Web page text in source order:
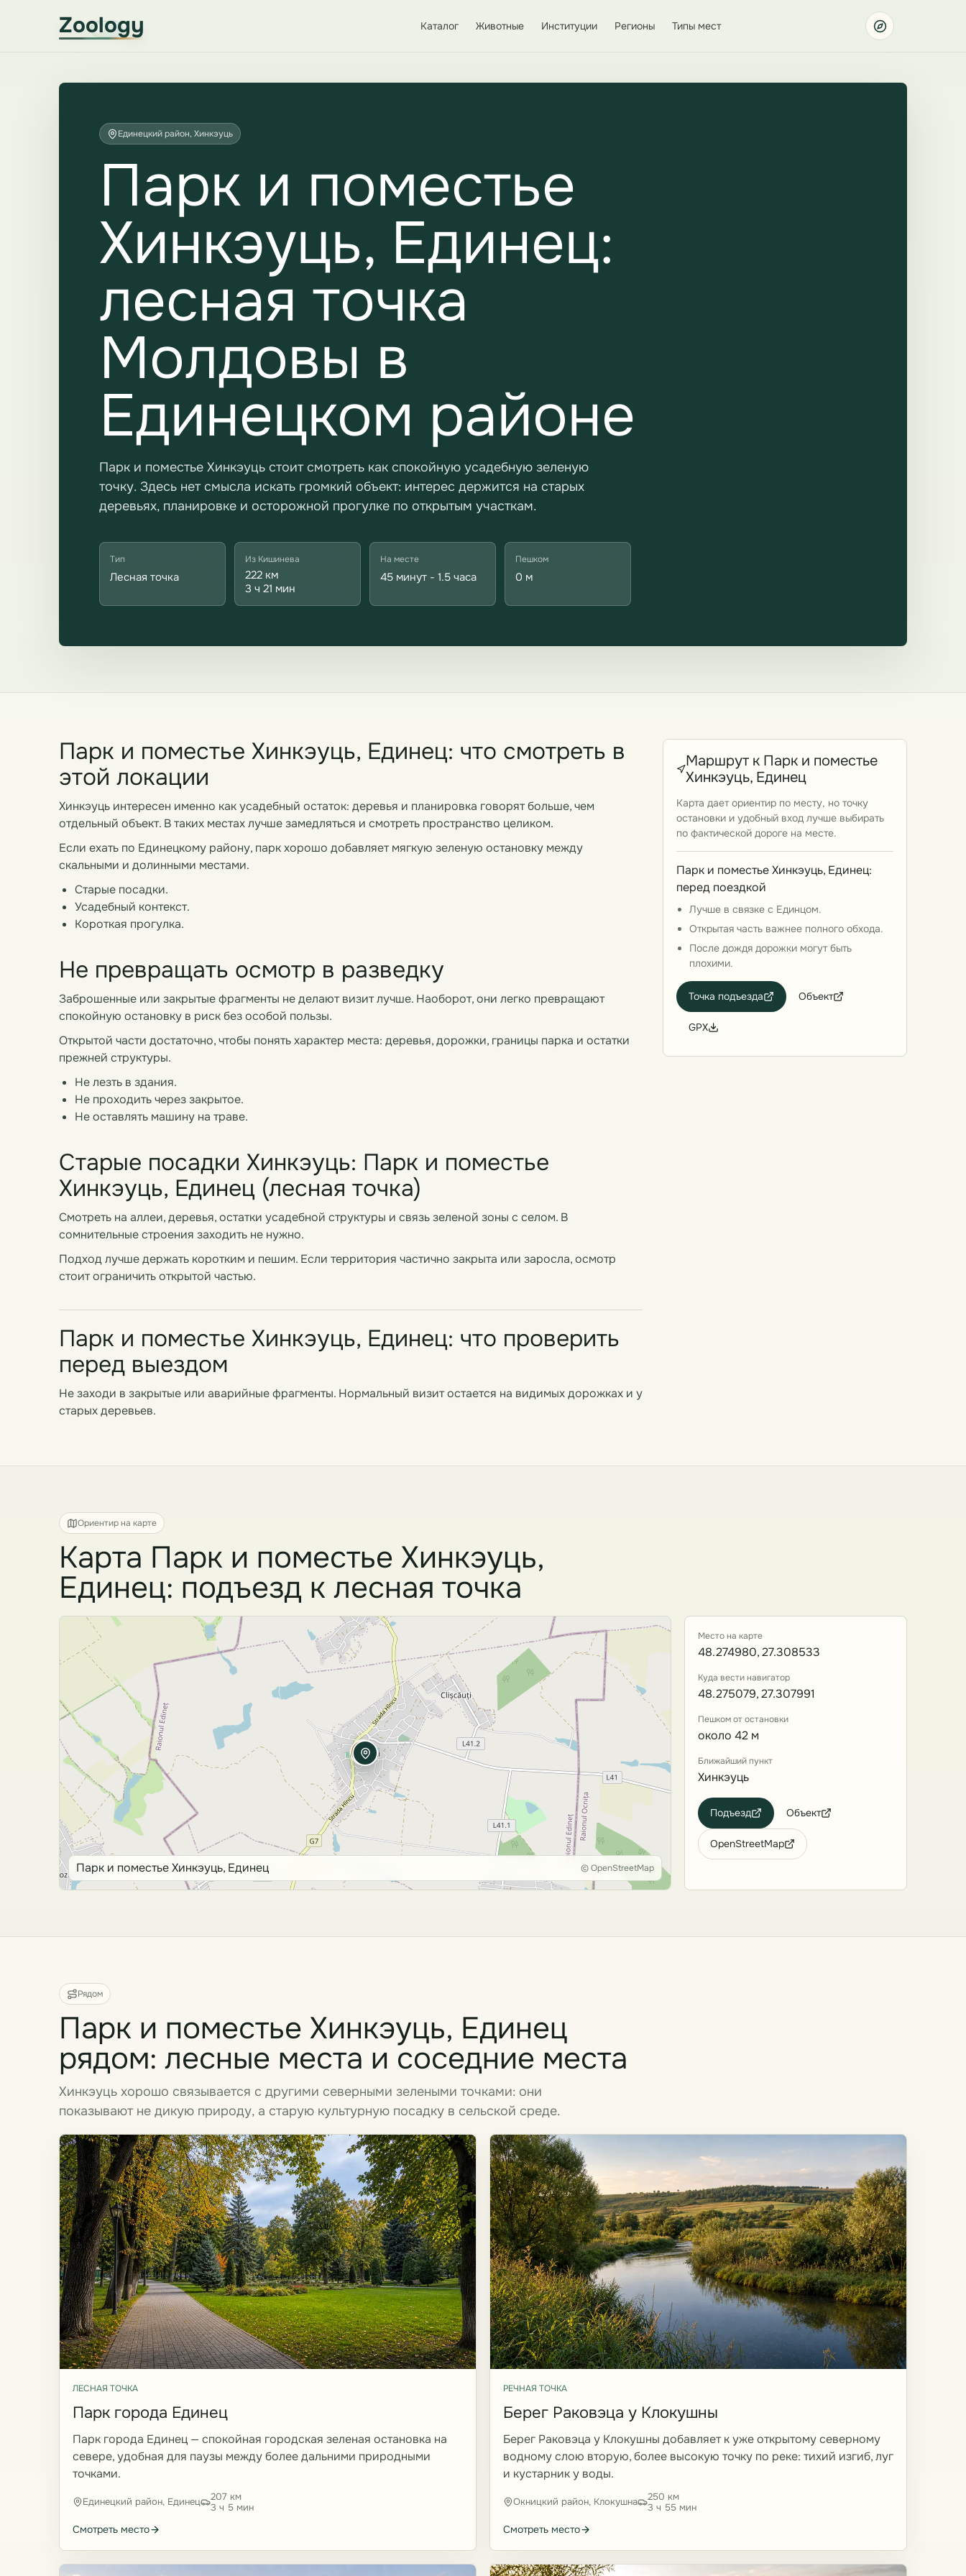
Zoology Каталог Животные Институции Регионы Типы мест
Единецкий район, Хинкэуць
Парк и поместье
Хинкэуць, Единец:
лесная точка
Молдовы в
Единецком районе
Парк и поместье Хинкэуць стоит смотреть как спокойную усадебную зеленую
точку. Здесь нет смысла искать громкий объект: интерес держится на старых
деревьях, планировке и осторожной прогулке по открытым участкам.
Тип
Лесная точка
Из Кишинева
222 км
3 ч 21 мин
На месте
45 минут - 1.5 часа
Пешком
0 м
Парк и поместье Хинкэуць, Единец: что смотреть в
этой локации
Хинкэуць интересен именно как усадебный остаток: деревья и планировка говорят больше, чем
отдельный объект. В таких местах лучше замедляться и смотреть пространство целиком.
Если ехать по Единецкому району, парк хорошо добавляет мягкую зеленую остановку между
скальными и долинными местами.
Старые посадки.
Усадебный контекст.
Короткая прогулка.
Не превращать осмотр в разведку
Заброшенные или закрытые фрагменты не делают визит лучше. Наоборот, они легко превращают
спокойную остановку в риск без особой пользы.
Открытой части достаточно, чтобы понять характер места: деревья, дорожки, границы парка и остатки
прежней структуры.
Не лезть в здания.
Не проходить через закрытое.
Не оставлять машину на траве.
Старые посадки Хинкэуць: Парк и поместье
Хинкэуць, Единец (лесная точка)
Смотреть на аллеи, деревья, остатки усадебной структуры и связь зеленой зоны с селом. В
сомнительные строения заходить не нужно.
Подход лучше держать коротким и пешим. Если территория частично закрыта или заросла, осмотр
стоит ограничить открытой частью.
Парк и поместье Хинкэуць, Единец: что проверить
перед выездом
Не заходи в закрытые или аварийные фрагменты. Нормальный визит остается на видимых дорожках и у
старых деревьев.
Маршрут к Парк и поместье
Хинкэуць, Единец
Карта дает ориентир по месту, но точку
остановки и удобный вход лучше выбирать
по фактической дороге на месте.
Парк и поместье Хинкэуць, Единец:
перед поездкой
Лучше в связке с Единцом.
Открытая часть важнее полного обхода.
После дождя дорожки могут быть
плохими.
Точка подъезда Объект
GPX
Ориентир на карте
Карта Парк и поместье Хинкэуць,
Единец: подъезд к лесная точка
Парк и поместье Хинкэуць, Единец © OpenStreetMap
Место на карте
48.274980, 27.308533
Куда вести навигатор
48.275079, 27.307991
Пешком от остановки
около 42 м
Ближайший пункт
Хинкэуць
Подъезд Объект
OpenStreetMap
Рядом
Парк и поместье Хинкэуць, Единец
рядом: лесные места и соседние места
Хинкэуць хорошо связывается с другими северными зелеными точками: они
показывают не дикую природу, а старую культурную посадку в сельской среде.
ЛЕСНАЯ ТОЧКА
Парк города Единец
Парк города Единец — спокойная городская зеленая остановка на
севере, удобная для паузы между более дальними природными
точками.
Единецкий район, Единец
207 км
3 ч 5 мин
Смотреть место
РЕЧНАЯ ТОЧКА
Берег Раковэца у Клокушны
Берег Раковэца у Клокушны добавляет к уже открытому северному
водному слою вторую, более высокую точку по реке: тихий изгиб, луг
и кустарник у воды.
Окницкий район, Клокушна
250 км
3 ч 55 мин
Смотреть место